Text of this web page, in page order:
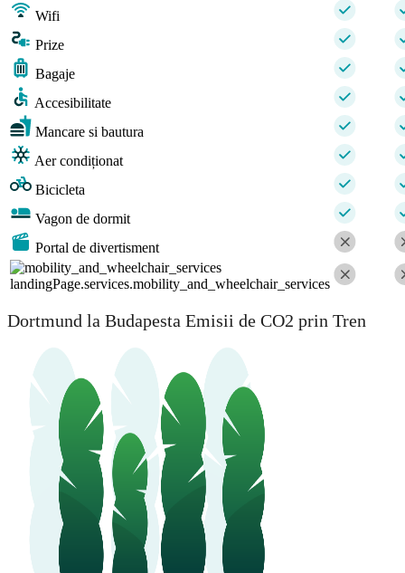
Wifi
Prize
Bagaje
Accesibilitate
Mancare si bautura
Aer condiționat
Bicicleta
Vagon de dormit
Portal de divertisment
landingPage.services.mobility_and_wheelchair_services
Dortmund la Budapesta Emisii de CO2 prin Tren